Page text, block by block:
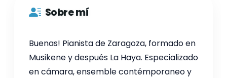
Sobre mí
Buenas! Pianista de Zaragoza, formado en
Musikene y después La Haya. Especializado
en cámara, ensemble contémporaneo y